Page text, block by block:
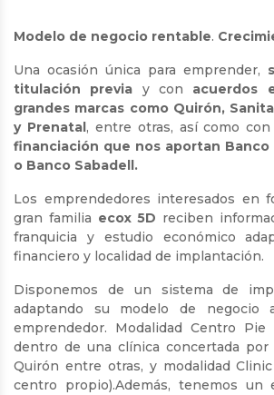
Modelo de negocio rentable.
Una ocasión única para emprender,
titulación previa y con acuerdos
grandes marcas como Quirón,
y Prenatal, entre otras, así como
financiación que nos aportan Banco
o Banco Sabadell.
Los emprendedores interesados en
gran familia ecox 5D reciben
franquicia y estudio económico
financiero y localidad de implantación.
Disponemos de un sistema de
adaptando su modelo de negocio
emprendedor. Modalidad Centro
dentro de una clínica concertada por
Quirón entre otras, y modalidad
centro propio).Además, tenemos un